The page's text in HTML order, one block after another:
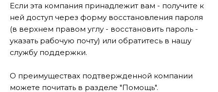
Если эта компания принадлежит вам - получите к
ней доступ через форму восстановления пароля
(в верхнем правом углу - восстановить пароль -
указать рабочую почту) или обратитесь в нашу
службу поддержки.
О преимуществах подтвержденной компании
можете почитать в разделе "Помощь".